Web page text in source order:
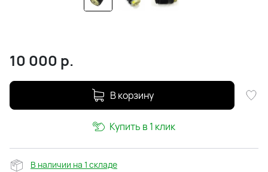
10 000 р.
В корзину
Купить в 1 клик
В наличии на 1 складе